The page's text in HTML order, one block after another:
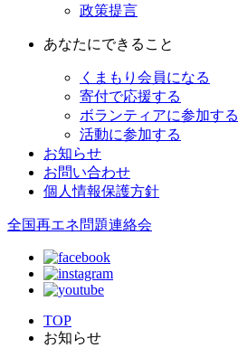
政策提言
あなたにできること
くまもり会員になる
寄付で応援する
ボランティアに参加する
活動に参加する
お知らせ
お問い合わせ
個人情報保護方針
全国再エネ問題連絡会
TOP
お知らせ